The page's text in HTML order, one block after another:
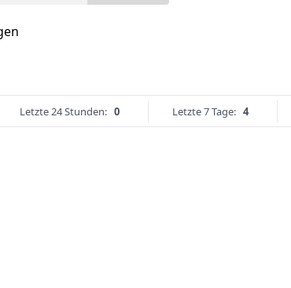
Letzte 24 Stunden: 0 Letzte 7 Tage: 4